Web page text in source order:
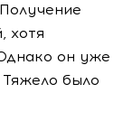
хотя
он уже
было